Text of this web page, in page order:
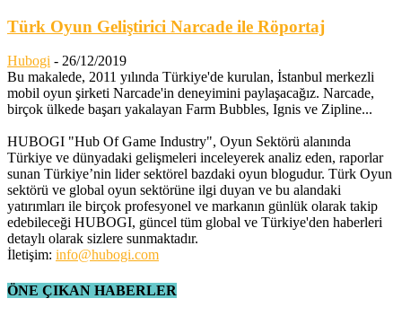
Türk Oyun Geliştirici Narcade ile Röportaj
Hubogi - 26/12/2019
Bu makalede, 2011 yılında Türkiye'de kurulan, İstanbul merkezli
mobil oyun şirketi Narcade'in deneyimini paylaşacağız. Narcade,
birçok ülkede başarı yakalayan Farm Bubbles, Ignis ve Zipline...
HUBOGI "Hub Of Game Industry", Oyun Sektörü alanında
Türkiye ve dünyadaki gelişmeleri inceleyerek analiz eden, raporlar
sunan Türkiye’nin lider sektörel bazdaki oyun blogudur. Türk Oyun
sektörü ve global oyun sektörüne ilgi duyan ve bu alandaki
yatırımları ile birçok profesyonel ve markanın günlük olarak takip
edebileceği HUBOGI, güncel tüm global ve Türkiye'den haberleri
detaylı olarak sizlere sunmaktadır.
İletişim: info@hubogi.com
ÖNE ÇIKAN HABERLER